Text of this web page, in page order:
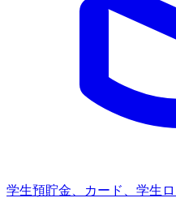
学生預貯金、カード、学生